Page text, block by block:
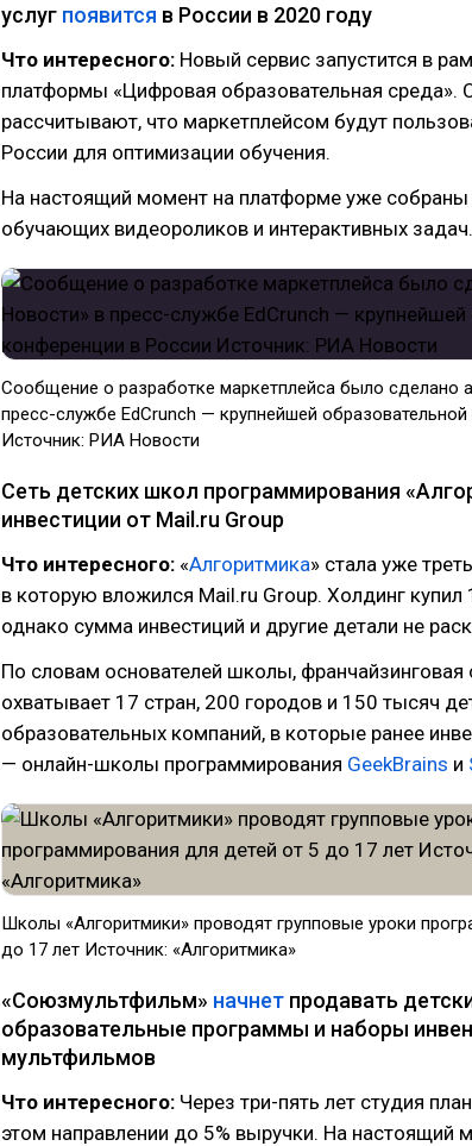
услуг появится в России в 2020 году
Что интересного: Новый сервис запустится в
платформы «Цифровая образовательная среда».
рассчитывают, что маркетплейсом будут
России для оптимизации обучения.
На настоящий момент на платформе уже
обучающих видеороликов и интерактивных задач.
Сообщение о разработке маркетплейса было сделано
пресс-службе EdCrunch — крупнейшей
Источник: РИА Новости
Сеть детских школ программирования
инвестиции от Mail.ru Group
Что интересного: «Алгоритмика» стала уже
в которую вложился Mail.ru Group. Холдинг купил
однако сумма инвестиций и другие детали не
По словам основателей школы, франчайзинговая
охватывает 17 стран, 200 городов и 150 тысяч
образовательных компаний, в которые ранее
— онлайн-школы программирования GeekBrains и
​Школы «Алгоритмики» проводят групповые уроки
до 17 лет Источник: «Алгоритмика»
«Союзмультфильм» начнет продавать
образовательные программы и наборы
мультфильмов
Что интересного: Через три-пять лет студия
этом направлении до 5% выручки. На настоящий